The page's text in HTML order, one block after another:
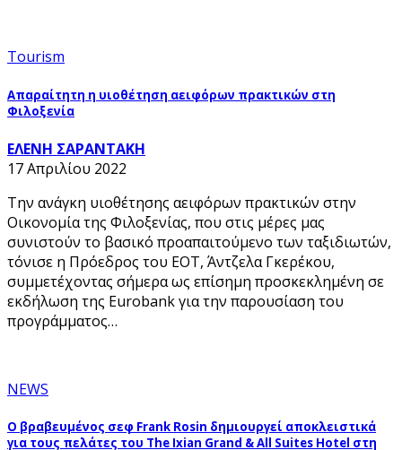
Tourism
Απαραίτητη η υιοθέτηση αειφόρων πρακτικών στη
Φιλοξενία
ΕΛΕΝΗ ΣΑΡΑΝΤΑΚΗ
17 Απριλίου 2022
Την ανάγκη υιοθέτησης αειφόρων πρακτικών στην
Οικονομία της Φιλοξενίας, που στις μέρες μας
συνιστούν το βασικό προαπαιτούμενο των ταξιδιωτών,
τόνισε η Πρόεδρος του ΕΟΤ, Άντζελα Γκερέκου,
συμμετέχοντας σήμερα ως επίσημη προσκεκλημένη σε
εκδήλωση της Eurobank για την παρουσίαση του
προγράμματος…
NEWS
O βραβευμένος σεφ Frank Rosin δημιουργεί αποκλειστικά
για τους πελάτες του The Ixian Grand & All Suites Hotel στη